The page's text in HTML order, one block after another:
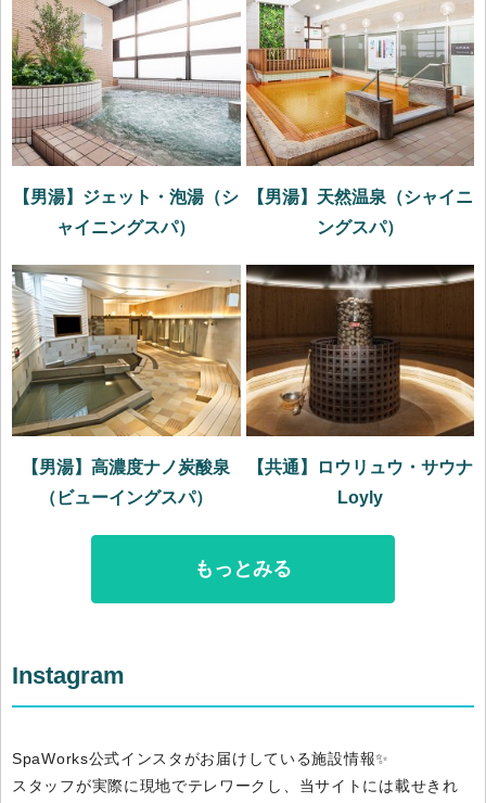
【男湯】ジェット・泡湯（シ
ャイニングスパ）
【男湯】天然温泉（シャイニ
ングスパ）
【男湯】高濃度ナノ炭酸泉
（ビューイングスパ）
【共通】ロウリュウ・サウナ
Loyly
もっとみる
Instagram
SpaWorks公式インスタがお届けしている施設情報✨
スタッフが実際に現地でテレワークし、当サイトには載せきれ